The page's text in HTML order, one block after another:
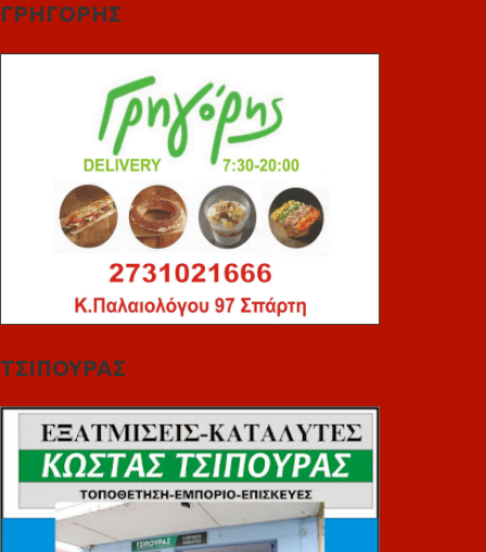
ΓΡΗΓΟΡΗΣ
ΤΣΙΠΟΥΡΑΣ